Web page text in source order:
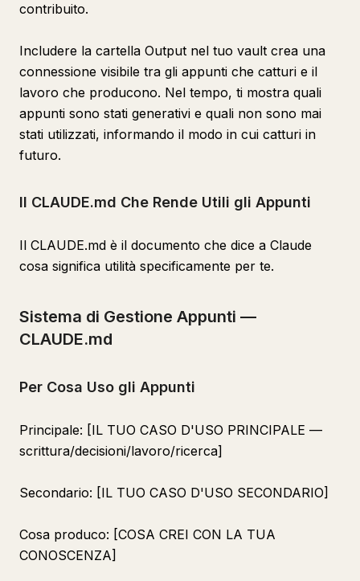
contribuito.
Includere la cartella Output nel tuo vault crea una
connessione visibile tra gli appunti che catturi e il
lavoro che producono. Nel tempo, ti mostra quali
appunti sono stati generativi e quali non sono mai
stati utilizzati, informando il modo in cui catturi in
futuro.
Il CLAUDE.md Che Rende Utili gli Appunti
Il CLAUDE.md è il documento che dice a Claude
cosa significa utilità specificamente per te.
Sistema di Gestione Appunti —
CLAUDE.md
Per Cosa Uso gli Appunti
Principale: [IL TUO CASO D'USO PRINCIPALE —
scrittura/decisioni/lavoro/ricerca]
Secondario: [IL TUO CASO D'USO SECONDARIO]
Cosa produco: [COSA CREI CON LA TUA
CONOSCENZA]